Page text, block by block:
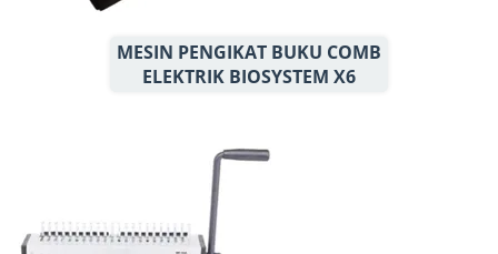
MESIN PENGIKAT BUKU COMB
ELEKTRIK BIOSYSTEM X6